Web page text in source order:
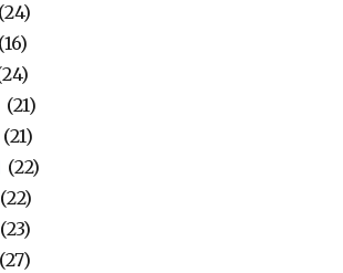
(24)
(16)
(21)
(21)
(22)
(22)
(23)
(27)